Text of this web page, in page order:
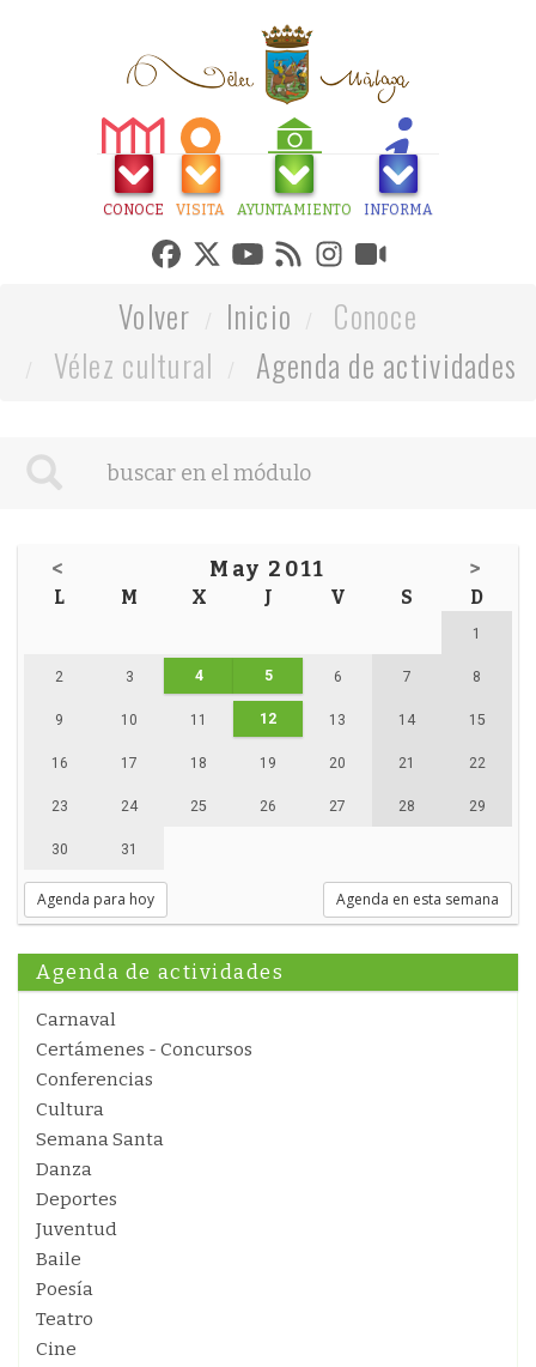
CONOCE VISITA AYUNTAMIENTO INFORMA
Volver Inicio
Conoce
Vélez cultural
Agenda de actividades
< May 2011 >
L M X J V S D
1
2 3 4 5 6 7 8
9 10 11 12 13 14 15
16 17 18 19 20 21 22
23 24 25 26 27 28 29
30 31
Agenda para hoy Agenda en esta semana
Agenda de actividades
Carnaval
Certámenes - Concursos
Conferencias
Cultura
Semana Santa
Danza
Deportes
Juventud
Baile
Poesía
Teatro
Cine